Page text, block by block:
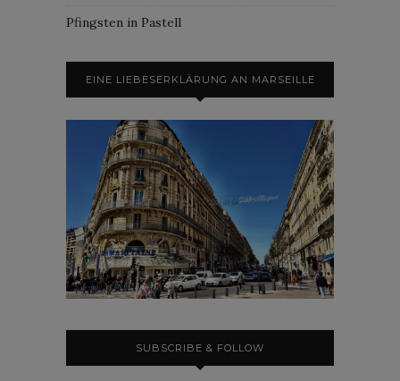
Pfingsten in Pastell
EINE LIEBESERKLÄRUNG AN MARSEILLE
SUBSCRIBE & FOLLOW